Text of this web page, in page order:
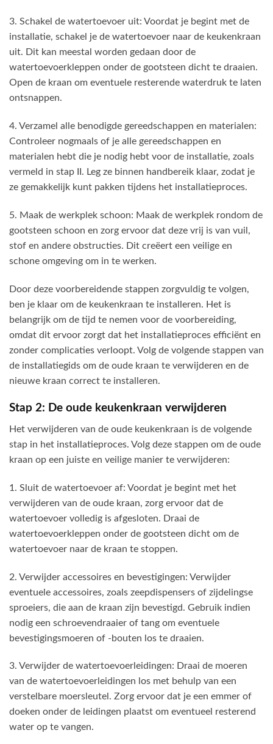
3. Schakel de watertoevoer uit: Voordat je begint met de
installatie, schakel je de watertoevoer naar de keukenkraan
uit. Dit kan meestal worden gedaan door de
watertoevoerkleppen onder de gootsteen dicht te draaien.
Open de kraan om eventuele resterende waterdruk te laten
ontsnappen.
4. Verzamel alle benodigde gereedschappen en materialen:
Controleer nogmaals of je alle gereedschappen en
materialen hebt die je nodig hebt voor de installatie, zoals
vermeld in stap II. Leg ze binnen handbereik klaar, zodat je
ze gemakkelijk kunt pakken tijdens het installatieproces.
5. Maak de werkplek schoon: Maak de werkplek rondom de
gootsteen schoon en zorg ervoor dat deze vrij is van vuil,
stof en andere obstructies. Dit creëert een veilige en
schone omgeving om in te werken.
Door deze voorbereidende stappen zorgvuldig te volgen,
ben je klaar om de keukenkraan te installeren. Het is
belangrijk om de tijd te nemen voor de voorbereiding,
omdat dit ervoor zorgt dat het installatieproces efficiënt en
zonder complicaties verloopt. Volg de volgende stappen van
de installatiegids om de oude kraan te verwijderen en de
nieuwe kraan correct te installeren.
Stap 2: De oude keukenkraan verwijderen
Het verwijderen van de oude keukenkraan is de volgende
stap in het installatieproces. Volg deze stappen om de oude
kraan op een juiste en veilige manier te verwijderen:
1. Sluit de watertoevoer af: Voordat je begint met het
verwijderen van de oude kraan, zorg ervoor dat de
watertoevoer volledig is afgesloten. Draai de
watertoevoerkleppen onder de gootsteen dicht om de
watertoevoer naar de kraan te stoppen.
2. Verwijder accessoires en bevestigingen: Verwijder
eventuele accessoires, zoals zeepdispensers of zijdelingse
sproeiers, die aan de kraan zijn bevestigd. Gebruik indien
nodig een schroevendraaier of tang om eventuele
bevestigingsmoeren of -bouten los te draaien.
3. Verwijder de watertoevoerleidingen: Draai de moeren
van de watertoevoerleidingen los met behulp van een
verstelbare moersleutel. Zorg ervoor dat je een emmer of
doeken onder de leidingen plaatst om eventueel resterend
water op te vangen.